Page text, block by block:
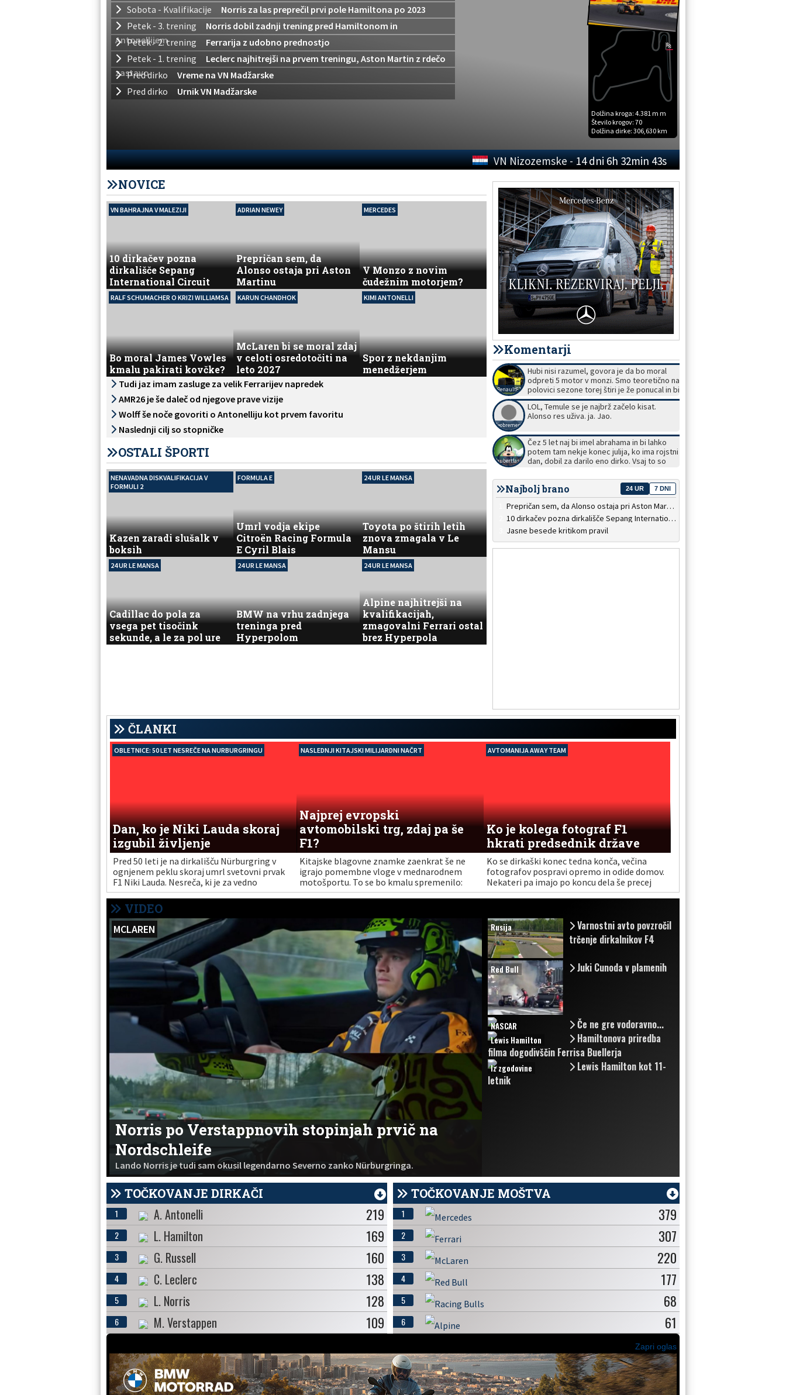
Sobota - Kvalifikacije
Norris za las preprečil prvi pole Hamiltona po 2023
Petek - 3. trening
Norris dobil zadnji trening pred Hamiltonom in
Antonellijem
Petek - 2. trening
Ferrarija z udobno prednostjo
Petek - 1. trening
Leclerc najhitrejši na prvem treningu, Aston Martin z rdečo
zastavo
Pred dirko
Vreme na VN Madžarske
Pred dirko
Urnik VN Madžarske
Dolžina kroga: 4.381 m m
Število krogov: 70
Dolžina dirke: 306,630 km
14 dni 6h 32min 42s
VN Nizozemske -
NOVICE
VN BAHRAJNA V MALEZIJI
10 dirkačev pozna
dirkališče Sepang
International Circuit
ADRIAN NEWEY
Prepričan sem, da
Alonso ostaja pri Aston
Martinu
MERCEDES
V Monzo z novim
čudežnim motorjem?
RALF SCHUMACHER O KRIZI WILLIAMSA
Bo moral James Vowles
kmalu pakirati kovčke?
KARUN CHANDHOK
McLaren bi se moral zdaj
v celoti osredotočiti na
leto 2027
KIMI ANTONELLI
Spor z nekdanjim
menedžerjem
Tudi jaz imam zasluge za velik Ferrarijev napredek
AMR26 je še daleč od njegove prave vizije
Wolff še noče govoriti o Antonelliju kot prvem favoritu
Naslednji cilj so stopničke
OSTALI ŠPORTI
NENAVADNA DISKVALIFIKACIJA V
FORMULI 2
Kazen zaradi slušalk v
boksih
FORMULA E
Umrl vodja ekipe
Citroën Racing Formula
E Cyril Blais
24 UR LE MANSA
Toyota po štirih letih
znova zmagala v Le
Mansu
24 UR LE MANSA
Cadillac do pola za
vsega pet tisočink
sekunde, a le za pol ure
24 UR LE MANSA
BMW na vrhu zadnjega
treninga pred
Hyperpolom
24 UR LE MANSA
Alpine najhitrejši na
kvalifikacijah,
zmagovalni Ferrari ostal
brez Hyperpola
Komentarji
RenaultF1
Hubi nisi razumel, govora je da bo moral
odpreti 5 motor v monzi. Smo teoretično na
polovici sezone torej štiri je že ponucal in bi
do konca rabil še štiri, teoretično. Z enim
sigurno ne bo zdržal. Torej po tvoje če
uporabi dva nova motorja je na tej dirki na
Ali pravila omogočajo to ali so pomislili na
Taj scenarij in se kazen prenese na
naslednjo dirko, torej če doseže pole je
zadnji in naslednjo dirko še dodatna tri
motorjev? To sem mislil torej motor 5 in 6.
Neobremenjen
LOL, Temule se je najbrž začelo kisat.
Alonso res uživa. ja. Jao.
hubertfast
Čez 5 let naj bi imel abrahama in bi lahko
potem tam nekje konec julija, ko ima rojstni
dan, dobil za darilo eno dirko. Vsaj to so
že 30 let dirkal. : )
Najbolj brano 24 UR 7 DNI
Prepričan sem, da Alonso ostaja pri Aston Martinu
10 dirkačev pozna dirkališče Sepang International Circuit
Jasne besede kritikom pravil
ČLANKI
OBLETNICE: 50 LET NESREČE NA NURBURGRINGU
Dan, ko je Niki Lauda skoraj
izgubil življenje
Pred 50 leti je na dirkališču Nürburgring v
ognjenem peklu skoraj umrl svetovni prvak
F1 Niki Lauda. Nesreča, ki je za vedno
spremenila njegov obraz, je hkrati
spremenila tudi zgodovino avtomobilskega
športa.
NASLEDNJI KITAJSKI MILIJARDNI NAČRT
Najprej evropski
avtomobilski trg, zdaj pa še
F1?
Kitajske blagovne znamke zaenkrat še ne
igrajo pomembne vloge v mednarodnem
motošportu. To se bo kmalu spremenilo:
kitajski proizvajalci so namreč pripravljeni
AVTOMANIJA AWAY TEAM
Ko je kolega fotograf F1
hkrati predsednik države
Ko se dirkaški konec tedna konča, večina
fotografov pospravi opremo in odide domov.
Nekateri pa imajo po koncu dela še precej
pomembnejšo službo.
VIDEO
MCLAREN
Norris po Verstappnovih stopinjah prvič na
Nordschleife
Lando Norris je tudi sam okusil legendarno Severno zanko Nürburgringa.
Rusija
Varnostni avto povzročil
trčenje dirkalnikov F4
Red Bull Juki Cunoda v plamenih
NASCAR Če ne gre vodoravno...
Lewis Hamilton
Hamiltonova priredba
filma dogodivščin Ferrisa Buellerja
Iz zgodovine
Lewis Hamilton kot 11-
letnik
TOČKOVANJE DIRKAČI
1 A. Antonelli 219
2 L. Hamilton 169
3 G. Russell 160
4 C. Leclerc 138
5 L. Norris 128
6 M. Verstappen 109
TOČKOVANJE MOŠTVA
1 379
2 307
3 220
4 177
5 68
6 61
Zapri oglas